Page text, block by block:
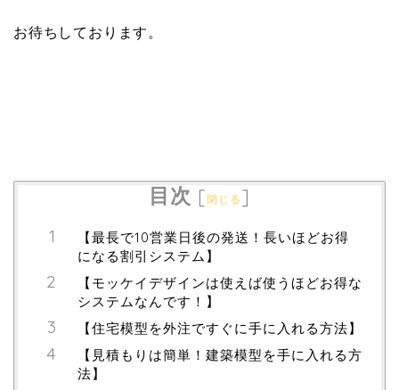
お待ちしております。
目次 [閉じる ]
【最長で10営業日後の発送！長いほどお得
になる割引システム】
【モッケイデザインは使えば使うほどお得な
システムなんです！】
【住宅模型を外注ですぐに手に入れる方法】
【見積もりは簡単！建築模型を手に入れる方
法】